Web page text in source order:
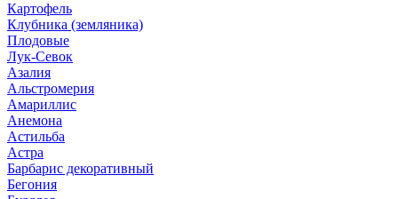
Картофель
Клубника (земляника)
Плодовые
Лук-Севок
Азалия
Альстромерия
Амариллис
Анемона
Астильба
Астра
Барбарис декоративный
Бегония